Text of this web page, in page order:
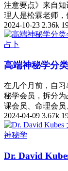
注意要点》来自
理人是松霖老师
2024-10-23 2.36k
占卜
高端神秘学分
在几个月前，自
秘学会员，拆分
课会员、命理会
2024-04-09 3.67k
神秘学
Dr. David